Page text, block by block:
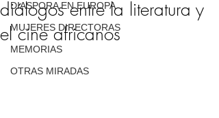
DIASPORA EN EUROPA
MUJERES DIRECTORAS
MEMORIAS
OTRAS MIRADAS
diálogos entre la literatura y
el cine africanos